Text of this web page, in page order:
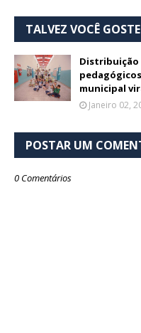
TALVEZ VOCÊ
Distribuição
municipal
Janeiro 02,
POSTAR UM
0 Comentários